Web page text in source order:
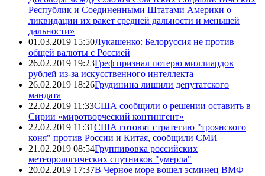
Республик и Соединенными Штатами Америки о
ликвидации их ракет средней дальности и меньшей
дальности»
01.03.2019 15:50Лукашенко: Белоруссия не против
общей валюты с Россией
26.02.2019 19:23Греф признал потерю миллиардов
рублей из-за искусственного интеллекта
26.02.2019 18:26Грудинина лишили депутатского
мандата
22.02.2019 11:33США сообщили о решении оставить в
Сирии «миротворческий контингент»
22.02.2019 11:31США готовят стратегию "троянского
коня" против России и Китая, сообщили СМИ
21.02.2019 08:54Группировка российских
метеорологических спутников "умерла"
20.02.2019 17:37В Черное море вошел эсминец ВМФ